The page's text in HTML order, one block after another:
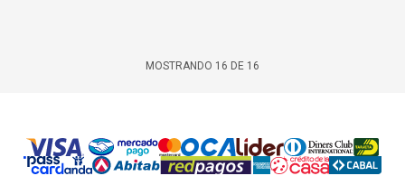
MOSTRANDO 16 DE 16